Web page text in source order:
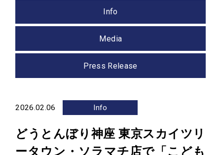
事業内容
どうとんぼり神座 国内飲食事業
Company
経営陣紹介
アクセス 沿革
2026.02.06 Info
どうとんぼり神座 東京スカイツリ
ータウン・ソラマチ店で「こども
Info
Media
Press Release